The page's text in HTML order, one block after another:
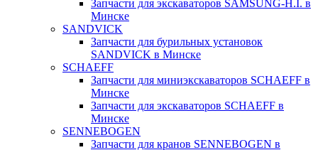
Запчасти для экскаваторов SAMSUNG-H.I. в
Минске
SANDVICK
Запчасти для бурильных установок
SANDVICK в Минске
SCHAEFF
Запчасти для миниэкскаваторов SCHAEFF в
Минске
Запчасти для экскаваторов SCHAEFF в
Минске
SENNEBOGEN
Запчасти для кранов SENNEBOGEN в